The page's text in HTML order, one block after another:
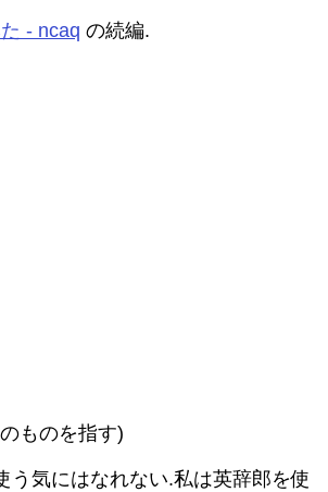
- ncaq の続編.
ものを指す)
う気にはなれない.私は英辞郎を使